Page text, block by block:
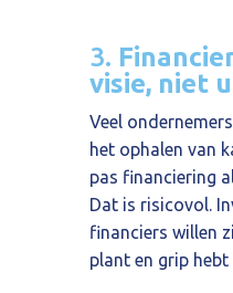
3.
visie, niet
Veel
het ophalen van
pas financiering
Dat is risicovol.
financiers willen
plant en grip